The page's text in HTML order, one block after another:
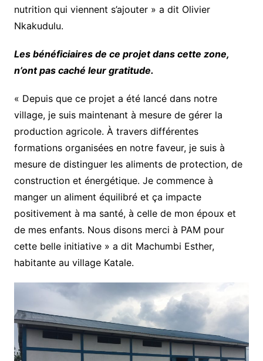
nutrition qui viennent s’ajouter » a dit Olivier
Nkakudulu.
Les bénéficiaires de ce projet dans cette zone,
n’ont pas caché leur gratitude.
« Depuis que ce projet a été lancé dans notre
village, je suis maintenant à mesure de gérer la
production agricole. À travers différentes
formations organisées en notre faveur, je suis à
mesure de distinguer les aliments de protection, de
construction et énergétique. Je commence à
manger un aliment équilibré et ça impacte
positivement à ma santé, à celle de mon époux et
de mes enfants. Nous disons merci à PAM pour
cette belle initiative » a dit Machumbi Esther,
habitante au village Katale.